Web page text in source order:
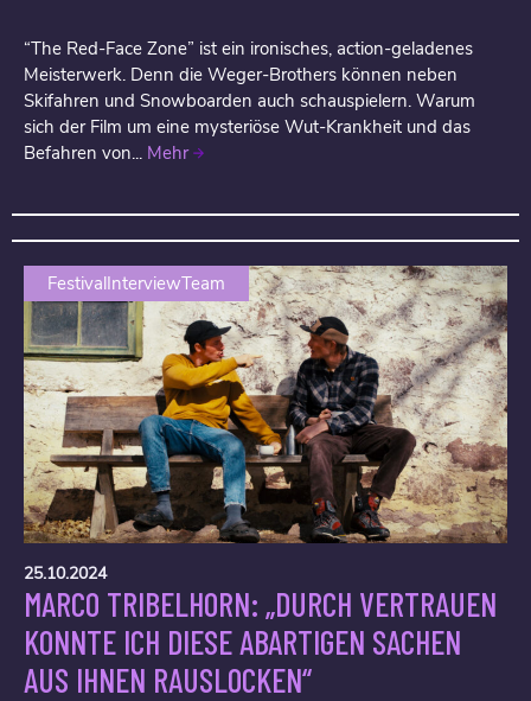
“The Red-Face Zone” ist ein ironisches, action-geladenes
Meisterwerk. Denn die Weger-Brothers können neben
Skifahren und Snowboarden auch schauspielern. Warum
sich der Film um eine mysteriöse Wut-Krankheit und das
Befahren von... Mehr
FestivalInterviewTeam
25.10.2024
MARCO TRIBELHORN: „DURCH VERTRAUEN
KONNTE ICH DIESE ABARTIGEN SACHEN
AUS IHNEN RAUSLOCKEN“